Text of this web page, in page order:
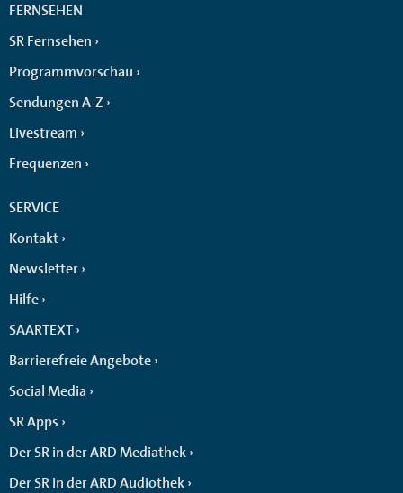
FERNSEHEN
SR Fernsehen
Programmvorschau
Sendungen A-Z
Livestream
Frequenzen
SERVICE
Kontakt
Newsletter
Hilfe
SAARTEXT
Barrierefreie Angebote
Social Media
SR Apps
Der SR in der ARD Mediathek
Der SR in der ARD Audiothek